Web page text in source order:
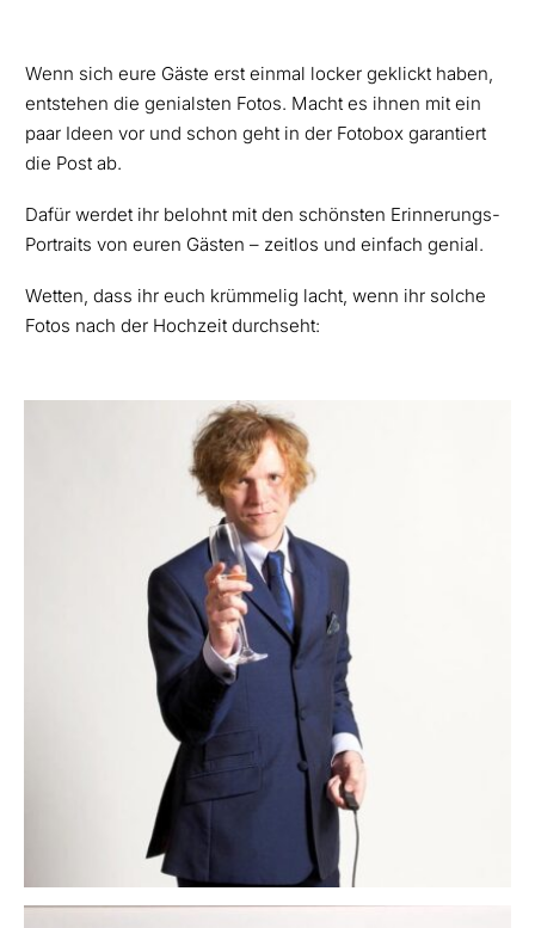
Wenn sich eure Gäste erst einmal locker geklickt haben,
entstehen die genialsten Fotos. Macht es ihnen mit ein
paar Ideen vor und schon geht in der Fotobox garantiert
die Post ab.
Dafür werdet ihr belohnt mit den schönsten Erinnerungs-
Portraits von euren Gästen – zeitlos und einfach genial.
Wetten, dass ihr euch krümmelig lacht, wenn ihr solche
Fotos nach der Hochzeit durchseht: